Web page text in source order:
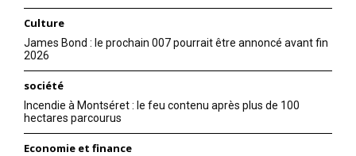
Culture
James Bond : le prochain 007 pourrait être annoncé avant fin
2026
société
Incendie à Montséret : le feu contenu après plus de 100
hectares parcourus
Economie et finance